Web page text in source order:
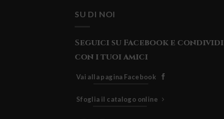
SU DI NOI
Seguici su Facebook e condividi
con i tuoi amici
Vai alla pagina Facebook
Sfoglia il catalogo online